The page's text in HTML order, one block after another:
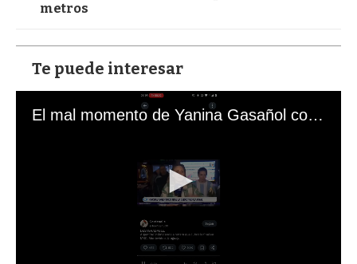
metros
Te puede interesar
El mal momento de Yanina Gasañol con un hincha argentino en "Subrayado"